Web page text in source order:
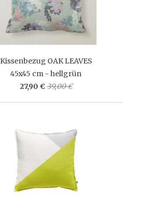
Kissenbezug OAK LEAVES
45x45 cm - hellgrün
27,90 €39,00 €